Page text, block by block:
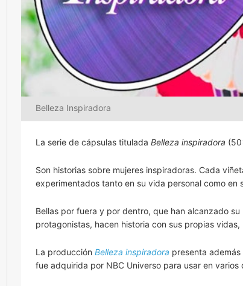
Belleza Inspiradora
La serie de cápsulas titulada Belleza inspiradora
Son historias sobre mujeres inspiradoras. Cada
experimentados tanto en su vida personal como en
Bellas por fuera y por dentro, que han alcanzado
protagonistas, hacen historia con sus propias
La producción Belleza inspiradora presenta
fue adquirida por NBC Universo para usar en